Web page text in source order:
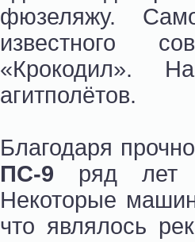
фюзеляжу.
известного
«Крокодил».
агитполётов.
Благодаря
ПС-9 ряд лет
Некоторые
что являлось